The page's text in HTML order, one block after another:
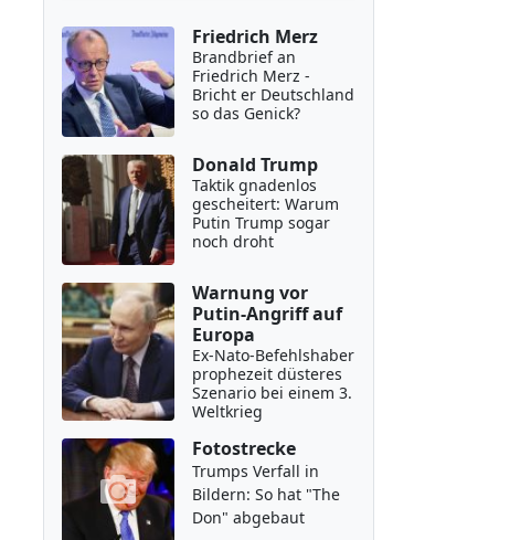
Friedrich Merz
Brandbrief an
Friedrich Merz -
Bricht er Deutschland
so das Genick?
Donald Trump
Taktik gnadenlos
gescheitert: Warum
Putin Trump sogar
noch droht
Warnung vor
Putin-Angriff auf
Europa
Ex-Nato-Befehlshaber
prophezeit düsteres
Szenario bei einem 3.
Weltkrieg
Fotostrecke
Trumps Verfall in
Bildern: So hat "The
Don" abgebaut